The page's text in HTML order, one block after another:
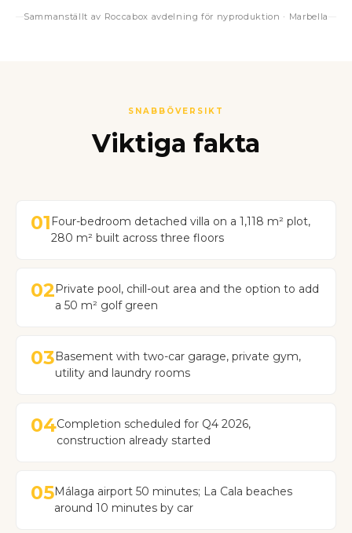
Sammanställt av Roccabox avdelning för nyproduktion · Marbella
SNABBÖVERSIKT
Viktiga fakta
01 Four-bedroom detached villa on a 1,118 m² plot,
280 m² built across three floors
02Private pool, chill-out area and the option to add
a 50 m² golf green
03Basement with two-car garage, private gym,
utility and laundry rooms
04Completion scheduled for Q4 2026,
construction already started
05Málaga airport 50 minutes; La Cala beaches
around 10 minutes by car